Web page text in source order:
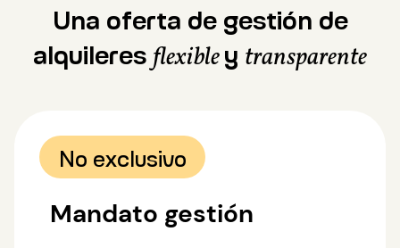
Una oferta de gestión de
alquileresflexibley transparente
No exclusivo
Mandato gestión